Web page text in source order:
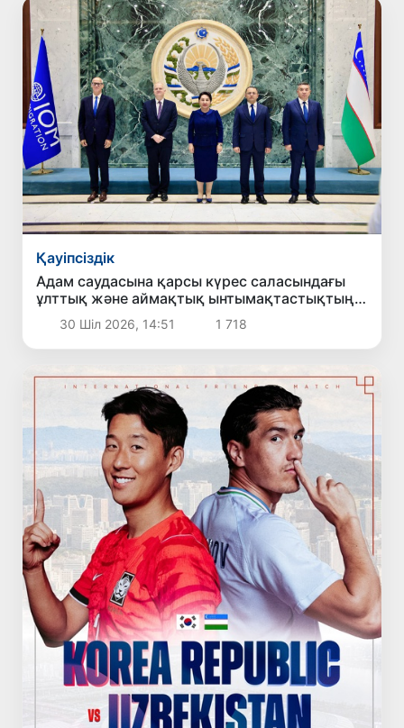
Қауіпсіздік
Адам саудасына қарсы күрес саласындағы
ұлттық және аймақтық ынтымақтастықтың
жаңа басым бағыттары белгіленді
30 Шіл 2026, 14:51 1 718